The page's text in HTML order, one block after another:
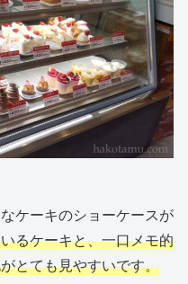
ケーキのショーケースが
るケーキと、一口メモ的
とても見やすいです。